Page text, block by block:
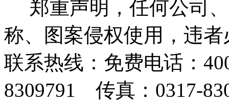
郑重声明，任何公司
称、图案侵权使用，违
联系热线： 免费电话：
8309791 传真：0317-